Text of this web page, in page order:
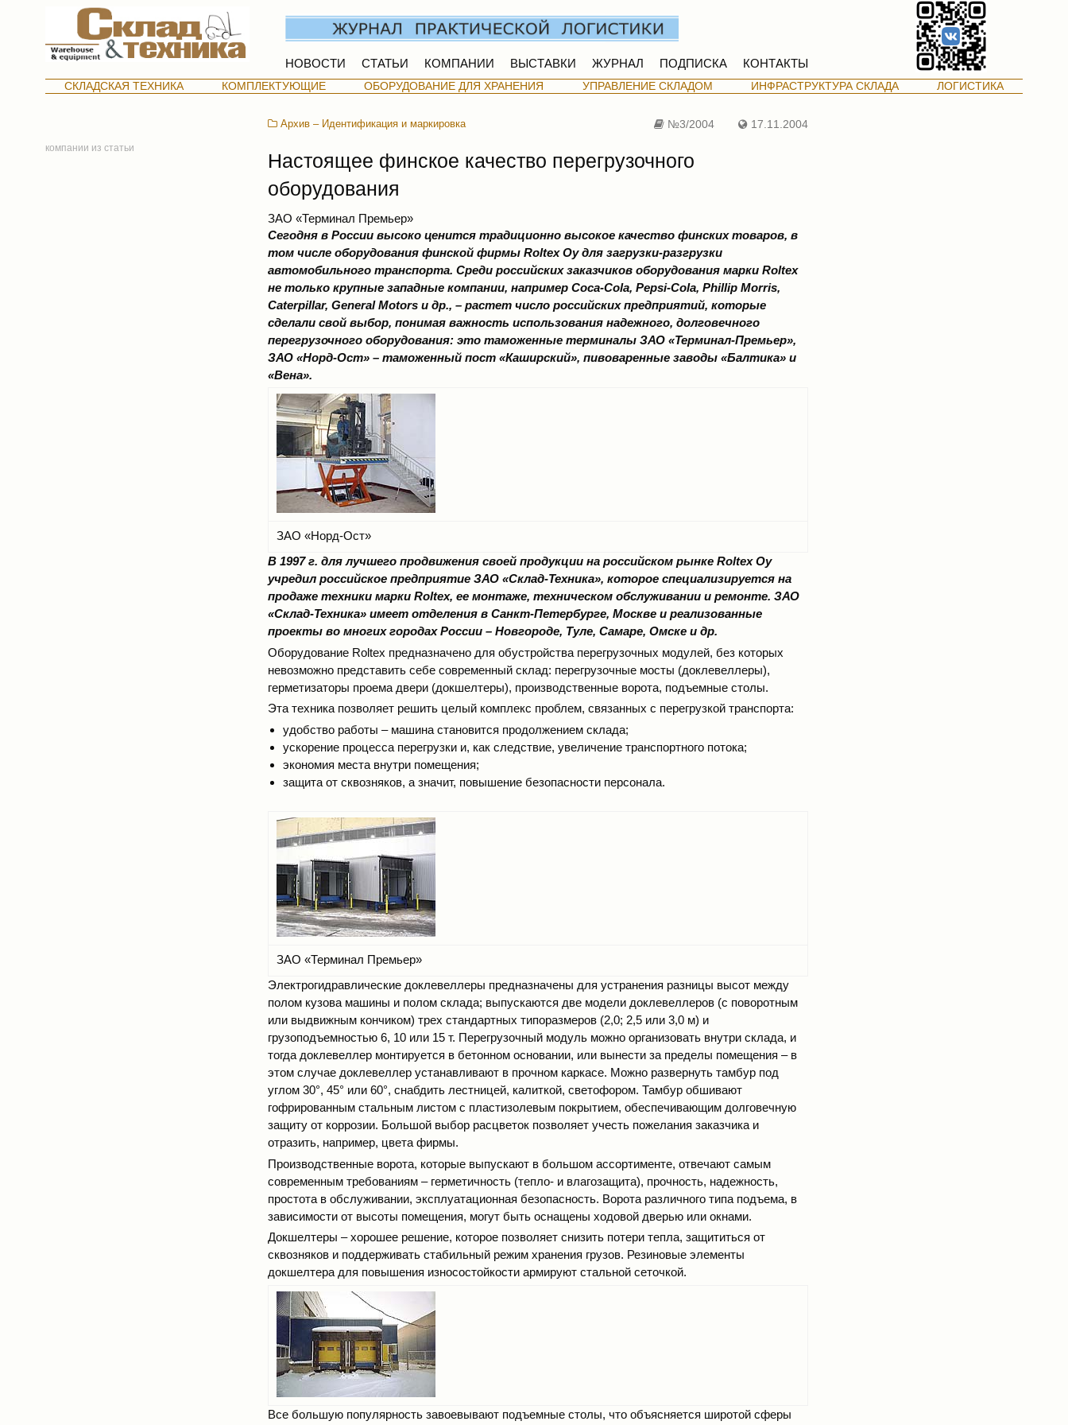
НОВОСТИ СТАТЬИ КОМПАНИИ ВЫСТАВКИ ЖУРНАЛ ПОДПИСКА КОНТАКТЫ
СКЛАДСКАЯ ТЕХНИКА КОМПЛЕКТУЮЩИЕ ОБОРУДОВАНИЕ ДЛЯ ХРАНЕНИЯ УПРАВЛЕНИЕ СКЛАДОМ ИНФРАСТРУКТУРА СКЛАДА ЛОГИСТИКА
компании из статьи
Архив – Идентификация и маркировка №3/2004 17.11.2004
Настоящее финское качество перегрузочного
оборудования
ЗАО «Терминал Премьер»
Сегодня в России высоко ценится традиционно высокое качество финских товаров, в
том числе оборудования финской фирмы Roltex Oy для загрузки-разгрузки
автомобильного транспорта. Среди российских заказчиков оборудования марки Roltex
не только крупные западные компании, например Coca-Cola, Pepsi-Cola, Phillip Morris,
Caterpillar, General Motors и др., – растет число российских предприятий, которые
сделали свой выбор, понимая важность использования надежного, долговечного
перегрузочного оборудования: это таможенные терминалы ЗАО «Терминал-Премьер»,
ЗАО «Норд-Ост» – таможенный пост «Каширский», пивоваренные заводы «Балтика» и
«Вена».
ЗАО «Норд-Ост»
В 1997 г. для лучшего продвижения своей продукции на российском рынке Roltex Oy
учредил российское предприятие ЗАО «Склад-Техника», которое специализируется на
продаже техники марки Roltex, ее монтаже, техническом обслуживании и ремонте. ЗАО
«Склад-Техника» имеет отделения в Санкт-Петербурге, Москве и реализованные
проекты во многих городах России – Новгороде, Туле, Самаре, Омске и др.
Оборудование Roltex предназначено для обустройства перегрузочных модулей, без которых
невозможно представить себе современный склад: перегрузочные мосты (доклевеллеры),
герметизаторы проема двери (докшелтеры), производственные ворота, подъемные столы.
Эта техника позволяет решить целый комплекс проблем, связанных с перегрузкой транспорта:
удобство работы – машина становится продолжением склада;
ускорение процесса перегрузки и, как следствие, увеличение транспортного потока;
экономия места внутри помещения;
защита от сквозняков, а значит, повышение безопасности персонала.
ЗАО «Терминал Премьер»
Электрогидравлические доклевеллеры предназначены для устранения разницы высот между
полом кузова машины и полом склада; выпускаются две модели доклевеллеров (с поворотным
или выдвижным кончиком) трех стандартных типоразмеров (2,0; 2,5 или 3,0 м) и
грузоподъемностью 6, 10 или 15 т. Перегрузочный модуль можно организовать внутри склада, и
тогда доклевеллер монтируется в бетонном основании, или вынести за пределы помещения – в
этом случае доклевеллер устанавливают в прочном каркасе. Можно развернуть тамбур под
углом 30°, 45° или 60°, снабдить лестницей, калиткой, светофором. Тамбур обшивают
гофрированным стальным листом с пластизолевым покрытием, обеспечивающим долговечную
защиту от коррозии. Большой выбор расцветок позволяет учесть пожелания заказчика и
отразить, например, цвета фирмы.
Производственные ворота, которые выпускают в большом ассортименте, отвечают самым
современным требованиям – герметичность (тепло- и влагозащита), прочность, надежность,
простота в обслуживании, эксплуатационная безопасность. Ворота различного типа подъема, в
зависимости от высоты помещения, могут быть оснащены ходовой дверью или окнами.
Докшелтеры – хорошее решение, которое позволяет снизить потери тепла, защититься от
сквозняков и поддерживать стабильный режим хранения грузов. Резиновые элементы
докшелтера для повышения износостойкости армируют стальной сеточкой.
Все большую популярность завоевывают подъемные столы, что объясняется широтой сферы